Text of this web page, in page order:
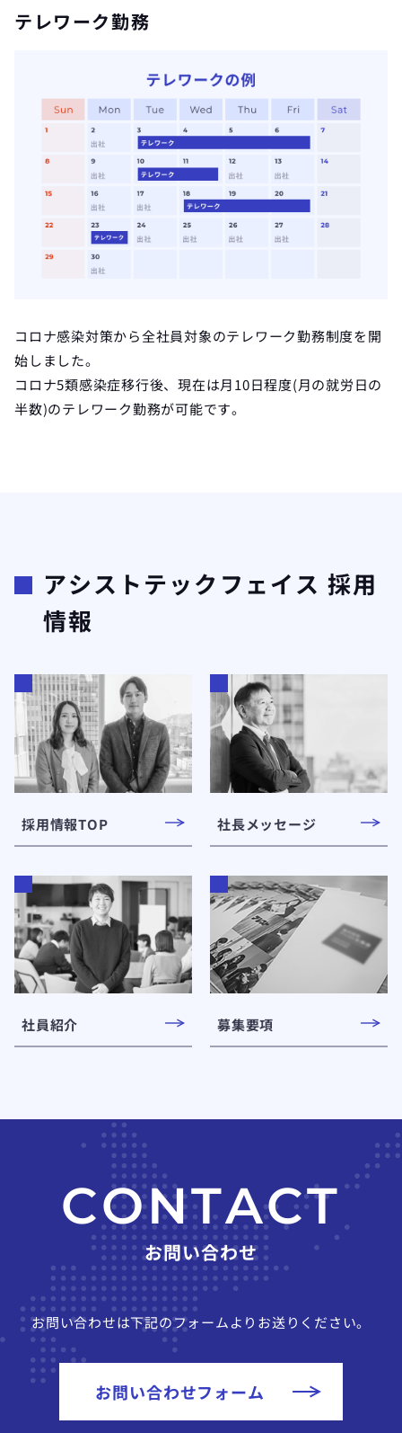
テレワーク勤務
コロナ感染対策から全社員対象のテレワーク勤務制度を開
始しました。
コロナ5類感染症移行後、現在は月10日程度(月の就労日の
半数)のテレワーク勤務が可能です。
アシストテックフェイス 採用
情報
採用情報TOP 社長メッセージ
社員紹介 募集要項
CONTACT
お問い合わせ
お問い合わせは下記のフォームよりお送りください。
お問い合わせフォーム